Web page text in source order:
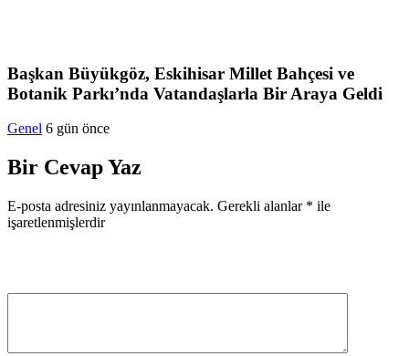
Başkan Büyükgöz, Eskihisar Millet Bahçesi ve
Botanik Parkı’nda Vatandaşlarla Bir Araya Geldi
Genel 6 gün önce
Bir Cevap Yaz
E-posta adresiniz yayınlanmayacak. Gerekli alanlar * ile
işaretlenmişlerdir